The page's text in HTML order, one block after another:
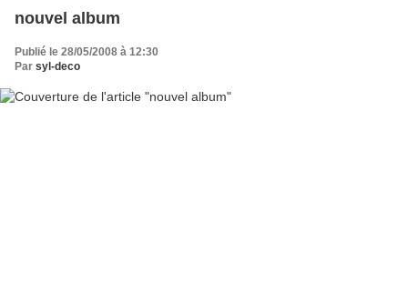
nouvel album
Publié le 28/05/2008 à 12:30
Par syl-deco